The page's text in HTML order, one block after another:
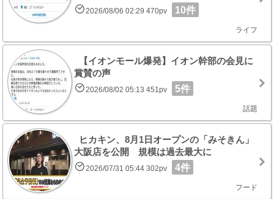
2026/08/06 02:29 470pv 10件
ライフ
【イオンモール爆発】イオン幹部の会見に
賞賛の声
2026/08/02 05:13 451pv 5件
話題
ヒカキン、8月1日オープンの「みそきん」
大阪店を公開 規模は過去最大に
2026/07/31 05:44 302pv 4件
フード